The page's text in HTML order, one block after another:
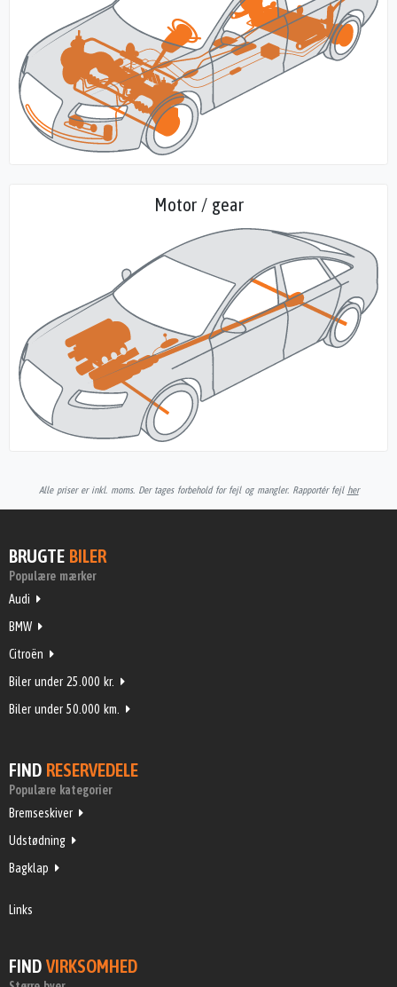
Motor / gear
Alle priser er inkl. moms. Der tages forbehold for fejl og mangler. Rapportér fejl her
BRUGTE BILER
Populære mærker
Audi
BMW
Citroën
Biler under 25.000 kr.
Biler under 50.000 km.
FIND RESERVEDELE
Populære kategorier
Bremseskiver
Udstødning
Bagklap
Links
FIND VIRKSOMHED